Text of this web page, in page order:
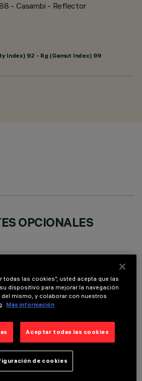
- Casambi - Reflector
Index) 92 - Rg (Gamut Index) 99
OPCIONALES
completo con adaptador
de baja tensión 48V. Cuerpo
todas las cookies”, usted acepta que las
dispositivo para mejorar la navegación
mismo, y colaborar con nuestros
Más información
Aceptar todas las cookies
de cookies